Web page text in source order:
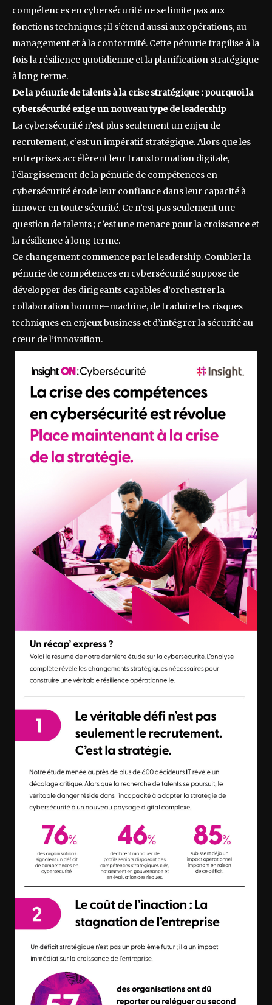
compétences en cybersécurité ne se limite pas aux
fonctions techniques ; il s’étend aussi aux opérations, au
management et à la conformité. Cette pénurie fragilise à la
fois la résilience quotidienne et la planification stratégique
à long terme.
De la pénurie de talents à la crise stratégique : pourquoi la
cybersécurité exige un nouveau type de leadership
La cybersécurité n’est plus seulement un enjeu de
recrutement, c’est un impératif stratégique. Alors que les
entreprises accélèrent leur transformation digitale,
l’élargissement de la pénurie de compétences en
cybersécurité érode leur confiance dans leur capacité à
innover en toute sécurité. Ce n’est pas seulement une
question de talents ; c’est une menace pour la croissance et
la résilience à long terme.
Ce changement commence par le leadership. Combler la
pénurie de compétences en cybersécurité suppose de
développer des dirigeants capables d’orchestrer la
collaboration homme–machine, de traduire les risques
techniques en enjeux business et d’intégrer la sécurité au
cœur de l’innovation.